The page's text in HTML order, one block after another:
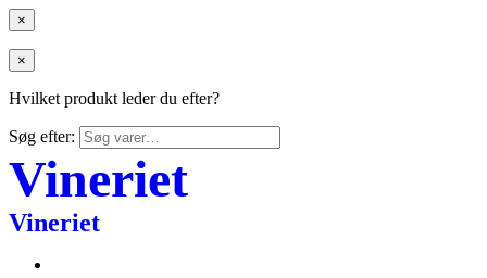
×
×
Hvilket produkt leder du efter?
Søg efter:
Vineriet
Vineriet